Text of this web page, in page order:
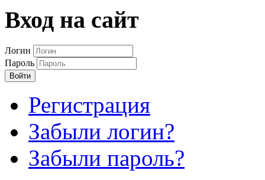
Вход на сайт
Логин
Пароль
Войти
Регистрация
Забыли логин?
Забыли пароль?